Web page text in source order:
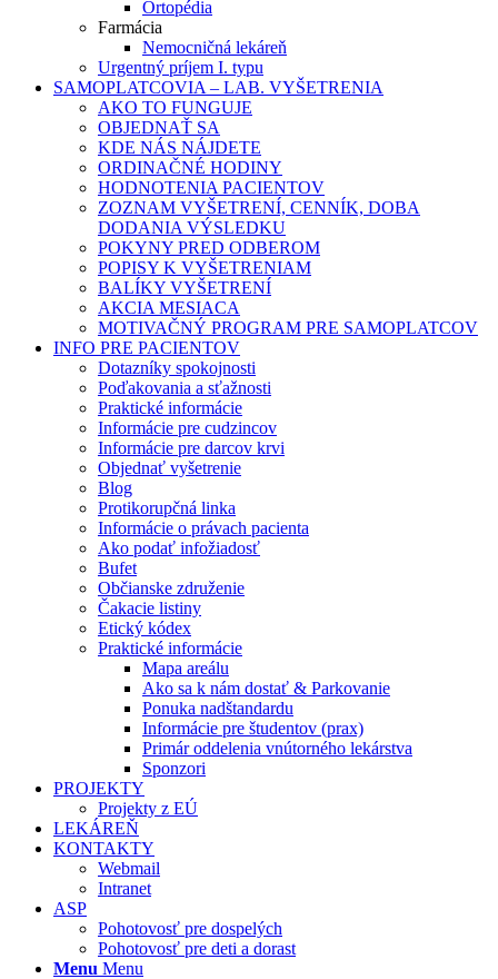
Ortopédia
Farmácia
Nemocničná lekáreň
Urgentný príjem I. typu
SAMOPLATCOVIA – LAB. VYŠETRENIA
AKO TO FUNGUJE
OBJEDNAŤ SA
KDE NÁS NÁJDETE
ORDINAČNÉ HODINY
HODNOTENIA PACIENTOV
ZOZNAM VYŠETRENÍ, CENNÍK, DOBA
DODANIA VÝSLEDKU
POKYNY PRED ODBEROM
POPISY K VYŠETRENIAM
BALÍKY VYŠETRENÍ
AKCIA MESIACA
MOTIVAČNÝ PROGRAM PRE SAMOPLATCOV
INFO PRE PACIENTOV
Dotazníky spokojnosti
Poďakovania a sťažnosti
Praktické informácie
Informácie pre cudzincov
Informácie pre darcov krvi
Objednať vyšetrenie
Blog
Protikorupčná linka
Informácie o právach pacienta
Ako podať infožiadosť
Bufet
Občianske združenie
Čakacie listiny
Etický kódex
Praktické informácie
Mapa areálu
Ako sa k nám dostať & Parkovanie
Ponuka nadštandardu
Informácie pre študentov (prax)
Primár oddelenia vnútorného lekárstva
Sponzori
PROJEKTY
Projekty z EÚ
LEKÁREŇ
KONTAKTY
Webmail
Intranet
ASP
Pohotovosť pre dospelých
Pohotovosť pre deti a dorast
Menu Menu